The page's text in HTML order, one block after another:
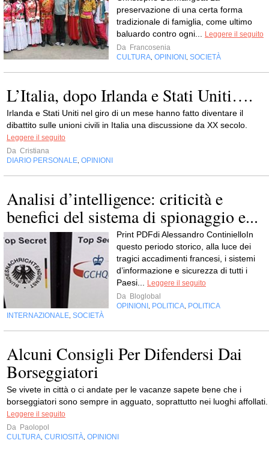
preservazione di una certa forma
tradizionale di famiglia, come ultimo
baluardo contro ogni... Leggere il seguito
Da Francosenia
CULTURA, OPINIONI , SOCIETÀ
L’Italia, dopo Irlanda e Stati Uniti….
Irlanda e Stati Uniti nel giro di un mese hanno fatto diventare il
dibattito sulle unioni civili in Italia una discussione da XX secolo.
Leggere il seguito
Da Cristiana
DIARIO PERSONALE, OPINIONI
Analisi d’intelligence: criticità e
benefici del sistema di spionaggio e...
Print PDFdi Alessandro ContinielloIn
questo periodo storico, alla luce dei
tragici accadimenti francesi, i sistemi
d’informazione e sicurezza di tutti i
Paesi... Leggere il seguito
Da Bloglobal
OPINIONI , POLITICA, POLITICA
INTERNAZIONALE, SOCIETÀ
Alcuni Consigli Per Difendersi Dai
Borseggiatori
Se vivete in città o ci andate per le vacanze sapete bene che i
borseggiatori sono sempre in agguato, soprattutto nei luoghi affollati.
Leggere il seguito
Da Paolopol
CULTURA, CURIOSITÀ, OPINIONI